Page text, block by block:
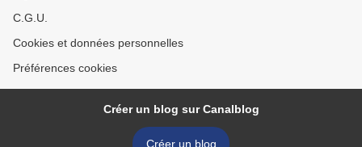
C.G.U.
Cookies et données personnelles
Préférences cookies
Créer un blog sur Canalblog
Créer un blog